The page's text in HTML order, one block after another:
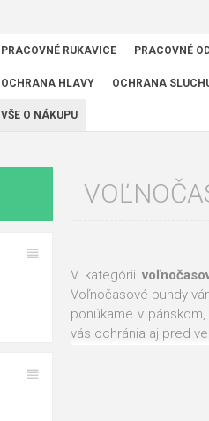
PRACOVNÉ RUKAVICE PRACOVNÉ
OCHRANA HLAVY OCHRANA
VŠE O NÁKUPU
V kategórii
Voľnočasové bundy
ponúkame v
vás ochránia aj pred
Voľnočasové bundy z